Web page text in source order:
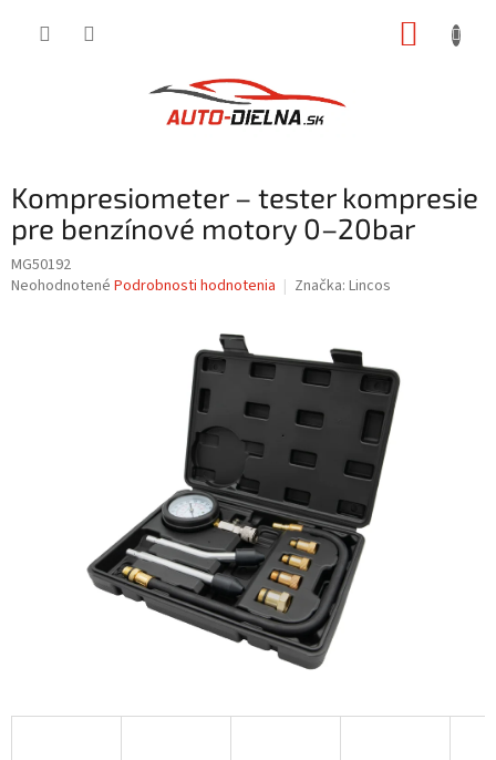
Kompresiometer – tester kompresie
pre benzínové motory 0–20bar
MG50192
Priemerné
Neohodnotené Podrobnosti hodnotenia Značka: Lincos